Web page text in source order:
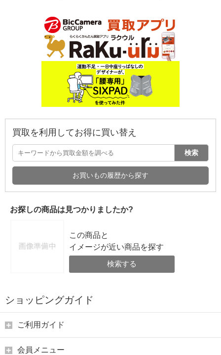
買取を利用してお得に買い替え
検索
お買いもの履歴から探す
お探しの商品は見つかりましたか?
この商品と
イメージが近い商品を探す
検索する
ショッピングガイド
ご利用ガイド
会員メニュー